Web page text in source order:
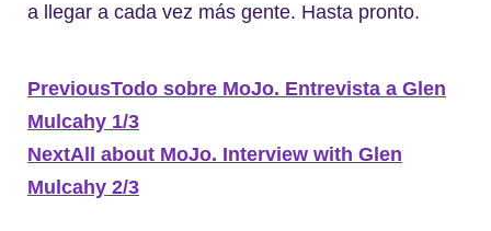
a llegar a cada vez más gente. Hasta pronto.
PreviousTodo sobre MoJo. Entrevista a Glen
Mulcahy 1/3
NextAll about MoJo. Interview with Glen
Mulcahy 2/3